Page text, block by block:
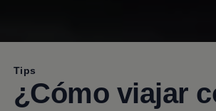
Tips
¿Cómo viajar